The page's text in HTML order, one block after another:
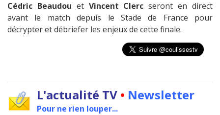
Cédric Beaudou etVincent Clerc seront en direct
avant le match depuis le Stade de France pour
décrypter et débriefer les enjeux de cette finale.
L'actualité TV • Newsletter
Pour ne rien louper...